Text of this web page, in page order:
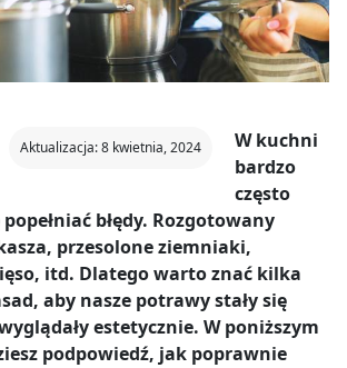
Aktualizacja: 8 kwietnia, 2024
W kuchni
bardzo
często
błędy. Rozgotowany
przesolone ziemniaki,
itd. Dlatego warto znać kilka
aby nasze potrawy stały się
estetycznie. W poniższym
podpowiedź, jak poprawnie